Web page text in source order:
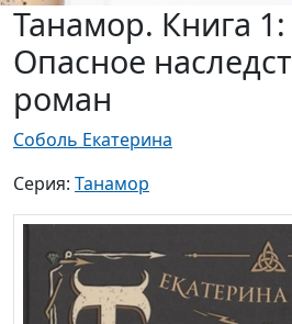
Танамор. Книга 1:
Опасное
роман
Соболь Екатерина
Серия: Танамор